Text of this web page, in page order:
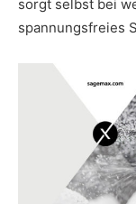
sorgt selbst bei
spannungsfreies